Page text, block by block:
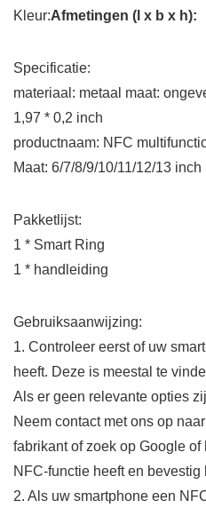
Kleur:Afmetingen (l x b x h):
Specificatie:
materiaal: metaal maat:
1,97 * 0,2 inch
productnaam: NFC
Maat: 6/7/8/9/10/11/12/13 inch
Pakketlijst:
1 * Smart Ring
1 * handleiding
Gebruiksaanwijzing:
1. Controleer eerst of uw
heeft. Deze is meestal te
Als er geen relevante opties
Neem contact met ons op
fabrikant of zoek op Google
NFC-functie heeft en bevestig
2. Als uw smartphone een